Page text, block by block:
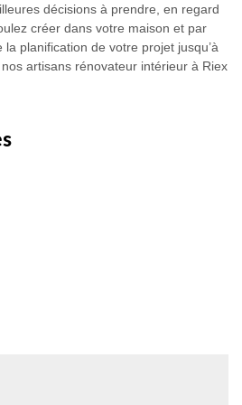
décisions à prendre, en regard
créer dans votre maison et par
planification de votre projet jusqu’à
artisans rénovateur intérieur à Riex